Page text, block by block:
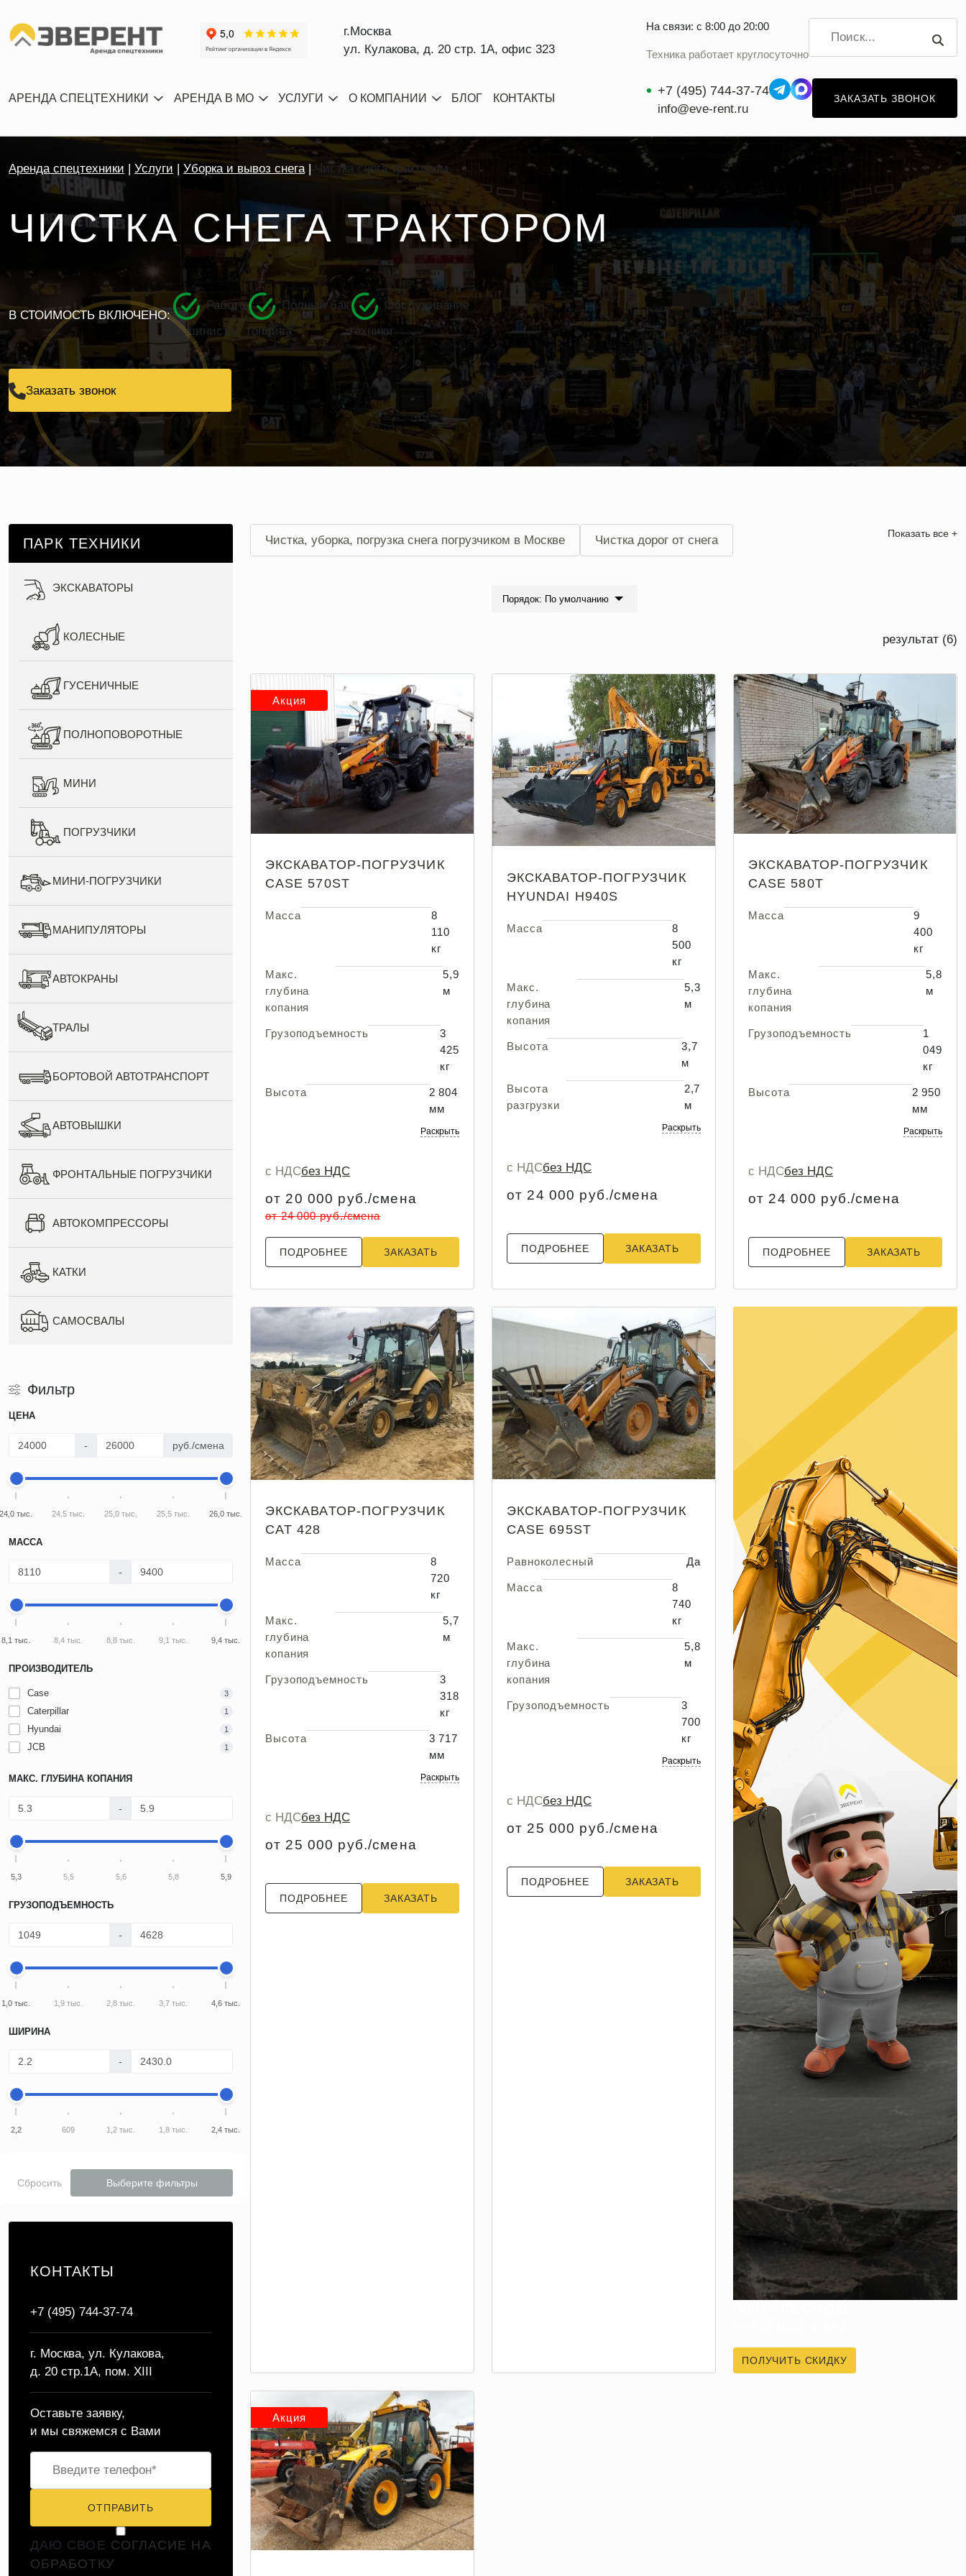
г.Москва
ул. Кулакова, д. 20 стр. 1А, офис 323
На связи: с 8:00 до 20:00
Техника работает круглосуточно
АРЕНДА СПЕЦТЕХНИКИ АРЕНДА В МО УСЛУГИ О КОМПАНИИ БЛОГ КОНТАКТЫ
+7 (495) 744-37-74
info@eve-rent.ru
ЗАКАЗАТЬ ЗВОНОК
Аренда спецтехники Услуги Уборка и вывоз снега Чистка снега трактором
ЧИСТКА СНЕГА ТРАКТОРОМ
В СТОИМОСТЬ ВКЛЮЧЕНО:
Работа
машиниста
Полный бак
топлива
Обслуживание
техники
Заказать звонок
ПАРК ТЕХНИКИ
ЭКСКАВАТОРЫ
КОЛЕСНЫЕ
ГУСЕНИЧНЫЕ
ПОЛНОПОВОРОТНЫЕ
МИНИ
ПОГРУЗЧИКИ
МИНИ-ПОГРУЗЧИКИ
МАНИПУЛЯТОРЫ
АВТОКРАНЫ
ТРАЛЫ
БОРТОВОЙ АВТОТРАНСПОРТ
АВТОВЫШКИ
ФРОНТАЛЬНЫЕ ПОГРУЗЧИКИ
АВТОКОМПРЕССОРЫ
КАТКИ
САМОСВАЛЫ
Фильтр
ЦЕНА
- руб./смена
24,0 тыс. 24,5 тыс. 25,0 тыс. 25,5 тыс. 26,0 тыс.
МАССА
-
8,1 тыс. 8,4 тыс. 8,8 тыс. 9,1 тыс. 9,4 тыс.
ПРОИЗВОДИТЕЛЬ
Case 3
Caterpillar 1
Hyundai 1
JCB 1
МАКС. ГЛУБИНА КОПАНИЯ
-
5,3 5,5 5,6 5,8 5,9
ГРУЗОПОДЪЕМНОСТЬ
-
1,0 тыс. 1,9 тыс. 2,8 тыс. 3,7 тыс. 4,6 тыс.
ШИРИНА
-
2,2 609 1,2 тыс. 1,8 тыс. 2,4 тыс.
Сбросить Выберите фильтры
КОНТАКТЫ
+7 (495) 744-37-74
г. Москва, ул. Кулакова,
д. 20 стр.1А, пом. XIII
Оставьте заявку,
и мы свяжемся с Вами
ОТПРАВИТЬ
ДАЮ СВОЕ СОГЛАСИЕ НА
ОБРАБОТКУ
Чистка, уборка, погрузка снега погрузчиком в Москве Чистка дорог от снега
Уборка территории в зимний период в Москве Уборка снега фронтальным погрузчиком
Показать все +
Порядок: По умолчанию
результат (6)
Акция
ЭКСКАВАТОР-ПОГРУЗЧИК
CASE 570ST
Масса
8
110
кг
Макс.
глубина
копания
5,9
м
Грузоподъемность
3
425
кг
Высота
2 804
мм
Раскрыть
с НДСбез НДС
от 20 000 руб./смена
от 24 000 руб./смена
ПОДРОБНЕЕ ЗАКАЗАТЬ
ЭКСКАВАТОР-ПОГРУЗЧИК
HYUNDAI H940S
Масса
8
500
кг
Макс.
глубина
копания
5,3
м
Высота
3,7
м
Высота
разгрузки
2,7
м
Раскрыть
с НДСбез НДС
от 24 000 руб./смена
ПОДРОБНЕЕ ЗАКАЗАТЬ
ЭКСКАВАТОР-ПОГРУЗЧИК
CASE 580T
Масса
9
400
кг
Макс.
глубина
копания
5,8
м
Грузоподъемность
1
049
кг
Высота
2 950
мм
Раскрыть
с НДСбез НДС
от 24 000 руб./смена
ПОДРОБНЕЕ ЗАКАЗАТЬ
ЭКСКАВАТОР-ПОГРУЗЧИК
CAT 428
Масса
8
720
кг
Макс.
глубина
копания
5,7
м
Грузоподъемность
3
318
кг
Высота
3 717
мм
Раскрыть
с НДСбез НДС
от 25 000 руб./смена
ПОДРОБНЕЕ ЗАКАЗАТЬ
ЭКСКАВАТОР-ПОГРУЗЧИК
CASE 695ST
Равноколесный Да
Масса
8
740
кг
Макс.
глубина
копания
5,8
м
Грузоподъемность
3
700
кг
Раскрыть
с НДСбез НДС
от 25 000 руб./смена
ПОДРОБНЕЕ ЗАКАЗАТЬ
ПОЛУЧИТЬ СКИДКУ
Акция